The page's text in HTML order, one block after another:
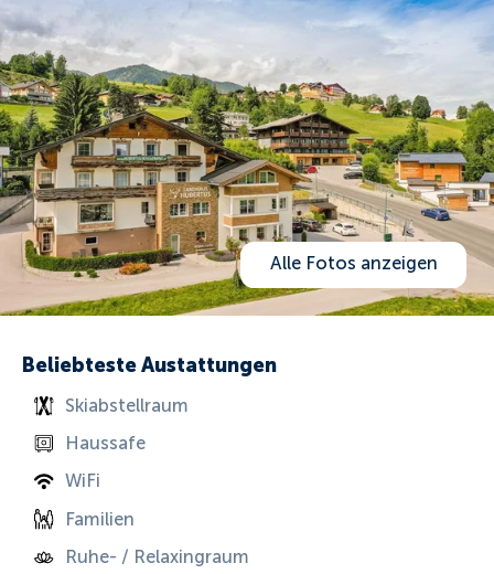
Alle Fotos anzeigen
Beliebteste Austattungen
Skiabstellraum
Haussafe
WiFi
Familien
Ruhe- / Relaxingraum